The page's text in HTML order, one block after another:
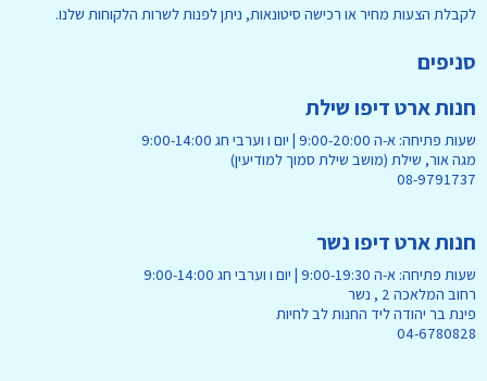
לקבלת הצעות מחיר או רכישה סיטונאות, ניתן לפנות לשרות הלקוחות שלנו.
סניפים
חנות ארט דיפו שילת
שעות פתיחה: א-ה 9:00-20:00 | יום ו וערבי חג 9:00-14:00
מגה אור, שילת (מושב שילת סמוך למודיעין)
08-9791737
חנות ארט דיפו נשר
שעות פתיחה: א-ה 9:00-19:30 | יום ו וערבי חג 9:00-14:00
רחוב המלאכה 2 , נשר
פינת בר יהודה ליד החנות לב לחיות
04-6780828